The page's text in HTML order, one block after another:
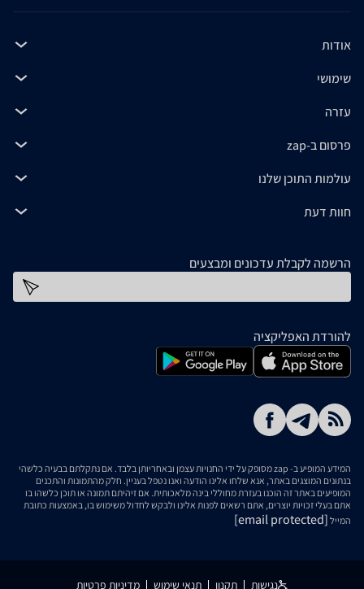
אודות
שימושי
עזרה
פרסום ב-zap
עולמות התוכן שלנו
חוות דעת
הרשמה לקבלת עדכונים ומבצעים
להורדת האפליקציה
המידע המופיע ב- zap מסופק על ידי החנויות עצמן ובאחריותן בלבד. אם נתקלתם בבעיה כלשהי
בנתונים המוצגים באתר, אנא שלחו אלינו הודעה ואנו נטפל בעניין. חלק מהתמונות והתכנים
המופיעים באתר זה הוכנו בעזרת מחוללי בינה מלאכותית. אם זיהיתם תמונה או תוכן כלשהו בו
אתם בעלי זכויות יוצרים, אתם רשאים לפנות אלינו ולבקש לחדול משימוש בו, באמצעות כתובת
המייל [email protected]
נגישות תקנון תנאי שימוש מדיניות פרטיות